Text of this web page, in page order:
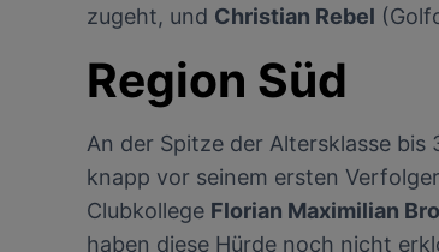
zugeht, und Christian Rebel
Region Süd
An der Spitze der Altersklasse bis
knapp vor seinem ersten
Clubkollege Florian Maximilian
haben diese Hürde noch nicht